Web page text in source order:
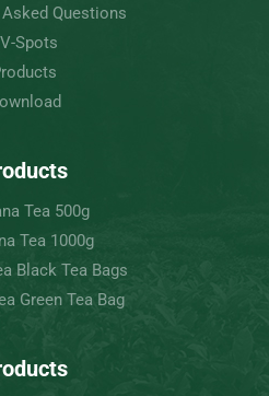
Questions
Spots
Tea 500g
Tea 1000g
Black Tea Bags
Green Tea Bag